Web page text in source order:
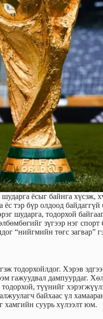
ёсыг байнга хүсэж,
тэр бүр олдоод байдаггүй
шударга, тодорхой
зүгээр нэг спорт
“нийгмийн төгс загвар”
тодорхойлдог. Хэрэв
гажуудвал дампуурдаг.
түүнийг
байхаас үл
хамгийн суурь хүлээлт юм.